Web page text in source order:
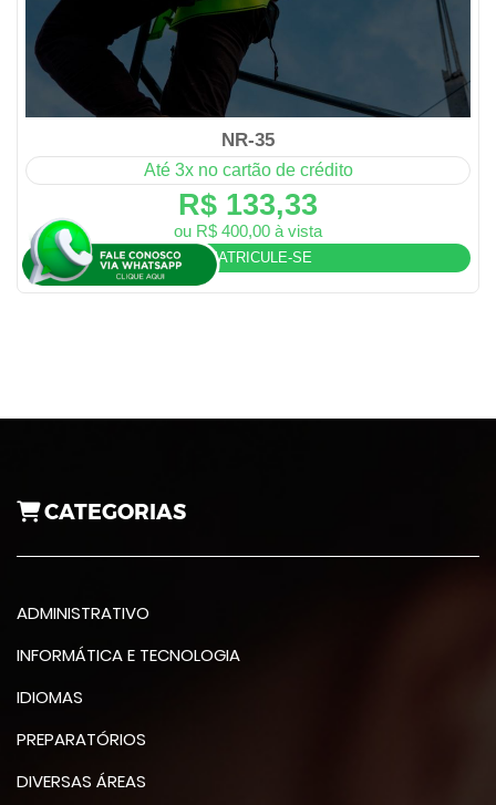
NR-35
Até 3x no cartão de crédito
R$ 133,33
ou R$ 400,00 à vista
MATRICULE-SE
CATEGORIAS
ADMINISTRATIVO
INFORMÁTICA E TECNOLOGIA
IDIOMAS
PREPARATÓRIOS
DIVERSAS ÁREAS